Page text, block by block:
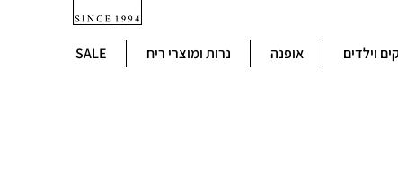
וילדים אופנה נרות ומוצרי ריח SALE